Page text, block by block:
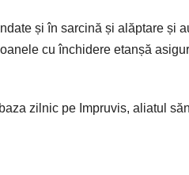
și în sarcină și alăptare și
cu închidere etanșă
zilnic pe Impruvis, aliatul